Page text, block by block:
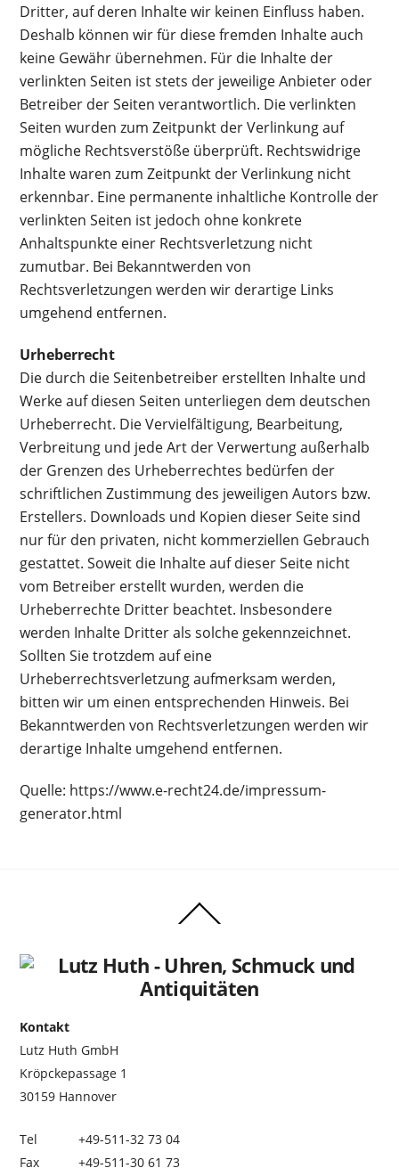
Dritter, auf deren Inhalte wir keinen Einfluss haben.
Deshalb können wir für diese fremden Inhalte auch
keine Gewähr übernehmen. Für die Inhalte der
verlinkten Seiten ist stets der jeweilige Anbieter oder
Betreiber der Seiten verantwortlich. Die verlinkten
Seiten wurden zum Zeitpunkt der Verlinkung auf
mögliche Rechtsverstöße überprüft. Rechtswidrige
Inhalte waren zum Zeitpunkt der Verlinkung nicht
erkennbar. Eine permanente inhaltliche Kontrolle der
verlinkten Seiten ist jedoch ohne konkrete
Anhaltspunkte einer Rechtsverletzung nicht
zumutbar. Bei Bekanntwerden von
Rechtsverletzungen werden wir derartige Links
umgehend entfernen.
Urheberrecht
Die durch die Seitenbetreiber erstellten Inhalte und
Werke auf diesen Seiten unterliegen dem deutschen
Urheberrecht. Die Vervielfältigung, Bearbeitung,
Verbreitung und jede Art der Verwertung außerhalb
der Grenzen des Urheberrechtes bedürfen der
schriftlichen Zustimmung des jeweiligen Autors bzw.
Erstellers. Downloads und Kopien dieser Seite sind
nur für den privaten, nicht kommerziellen Gebrauch
gestattet. Soweit die Inhalte auf dieser Seite nicht
vom Betreiber erstellt wurden, werden die
Urheberrechte Dritter beachtet. Insbesondere
werden Inhalte Dritter als solche gekennzeichnet.
Sollten Sie trotzdem auf eine
Urheberrechtsverletzung aufmerksam werden,
bitten wir um einen entsprechenden Hinweis. Bei
Bekanntwerden von Rechtsverletzungen werden wir
derartige Inhalte umgehend entfernen.
Quelle: https://www.e-recht24.de/impressum-
generator.html
To
Kontakt
Lutz Huth GmbH
Kröpckepassage 1
30159 Hannover
Tel
+49-511-32 73 04
Fax
+49-511-30 61 73